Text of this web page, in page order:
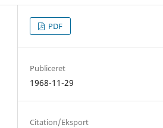
PDF
Publiceret
1968-11-29
Citation/Eksport